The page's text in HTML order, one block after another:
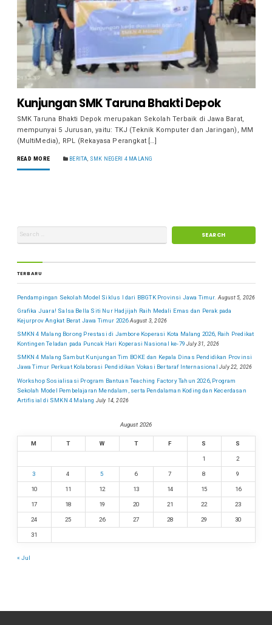
Kunjungan SMK Taruna Bhakti Depok
SMK Taruna Bhakti Depok merupakan Sekolah Terbaik di Jawa Barat,
mempunyai 5 Jurusan, yaitu: TKJ (Teknik Komputer dan Jaringan), MM
(MultiMedia), RPL (Rekayasa Perangkat […]
READ MORE BERITA SMK NEGERI 4 MALANG
TERBARU
Pendampingan Sekolah Model Siklus I dari BBGTK Provinsi Jawa Timur. August 5, 2026
Grafika Juara! Salsa Bella Siti Nur Hadjijah Raih Medali Emas dan Perak pada
Kejurprov Angkat Berat Jawa Timur 2026 August 3, 2026
SMKN 4 Malang Borong Prestasi di Jambore Koperasi Kota Malang 2026, Raih Predikat
Kontingen Teladan pada Puncak Hari Koperasi Nasional ke-79 July 31, 2026
SMKN 4 Malang Sambut Kunjungan Tim BOKE dan Kepala Dinas Pendidikan Provinsi
Jawa Timur Perkuat Kolaborasi Pendidikan Vokasi Bertaraf Internasional
July 22, 2026
Workshop Sosialisasi Program Bantuan Teaching Factory Tahun 2026, Program
Sekolah Model Pembelajaran Mendalam, serta Pendalaman Koding dan Kecerdasan
Artifisial di SMKN 4 Malang July 14, 2026
August 2026
M T W T F S S
1 2
3 4 5 6 7 8 9
10 11 12 13 14 15 16
17 18 19 20 21 22 23
24 25 26 27 28 29 30
31
« Jul